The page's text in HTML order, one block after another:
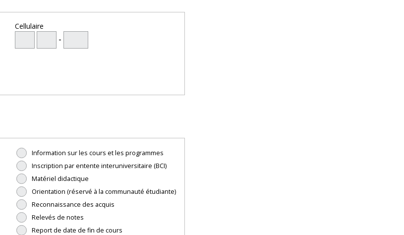
Cellulaire
-
Information sur les cours et les programmes
Inscription par entente interuniversitaire (BCI)
Matériel didactique
Orientation (réservé à la communauté étudiante)
Reconnaissance des acquis
Relevés de notes
Report de date de fin de cours